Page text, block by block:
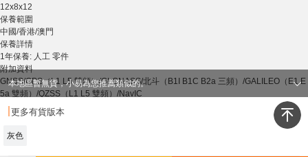
12x8x12
保養範圍
中國/香港/澳門
保養詳情
1年保養: 人工 零件
附加資料
GNSS/GPS（L1 L5 雙頻）/GLONASS/北斗（B1I B1C B2a 三頻）/GALILEO（E1 E
5a 雙頻）/QZSS（L1 L5 雙頻）/NavIC
本地區暫無貨，小易為您推薦類似的。
更多有貨版本
灰色